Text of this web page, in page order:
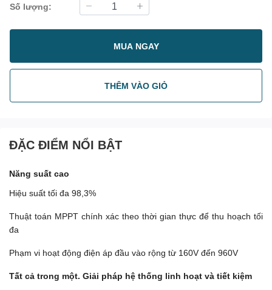
Số lượng:
MUA NGAY
THÊM VÀO GIỎ
ĐẶC ĐIỂM NỔI BẬT
Năng suất cao
Hiệu suất tối đa 98,3%
Thuật toán MPPT chính xác theo thời gian thực để thu hoạch tối
đa
Phạm vi hoạt động điện áp đầu vào rộng từ 160V đến 960V
Tất cả trong một. Giải pháp hệ thống linh hoạt và tiết kiệm